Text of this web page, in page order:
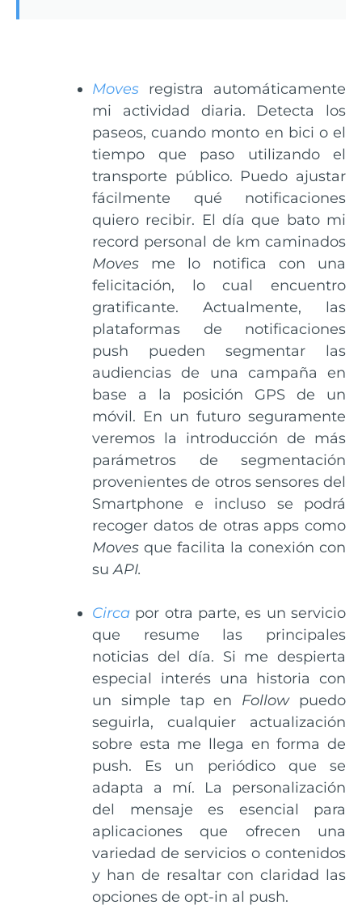
Moves registra automáticamente
mi actividad diaria. Detecta los
paseos, cuando monto en bici o el
tiempo que paso utilizando el
transporte público. Puedo ajustar
fácilmente qué notificaciones
quiero recibir. El día que bato mi
record personal de km caminados
Moves me lo notifica con una
felicitación, lo cual encuentro
gratificante. Actualmente, las
plataformas de notificaciones
push pueden segmentar las
audiencias de una campaña en
base a la posición GPS de un
móvil. En un futuro seguramente
veremos la introducción de más
parámetros de segmentación
provenientes de otros sensores del
Smartphone e incluso se podrá
recoger datos de otras apps como
Moves que facilita la conexión con
suAPI.
Circa por otra parte, es un servicio
que resume las principales
noticias del día. Si me despierta
especial interés una historia con
un simple tap en Followpuedo
seguirla, cualquier actualización
sobre esta me llega en forma de
push. Es un periódico que se
adapta a mí. La personalización
del mensaje es esencial para
aplicaciones que ofrecen una
variedad de servicios o contenidos
y han de resaltar con claridad las
opciones de opt-in al push.